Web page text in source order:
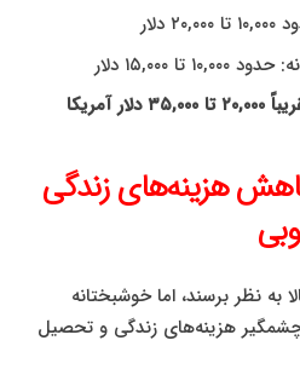
دلار
تا ۱۵,۰۰۰ دلار
آمریکا
هزینه‌های زندگی
به نظر برسند، اما خوشبختانه
هزینه‌های زندگی و تحصیل